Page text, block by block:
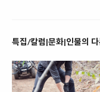
특집/칼럼|문화|인물의 다